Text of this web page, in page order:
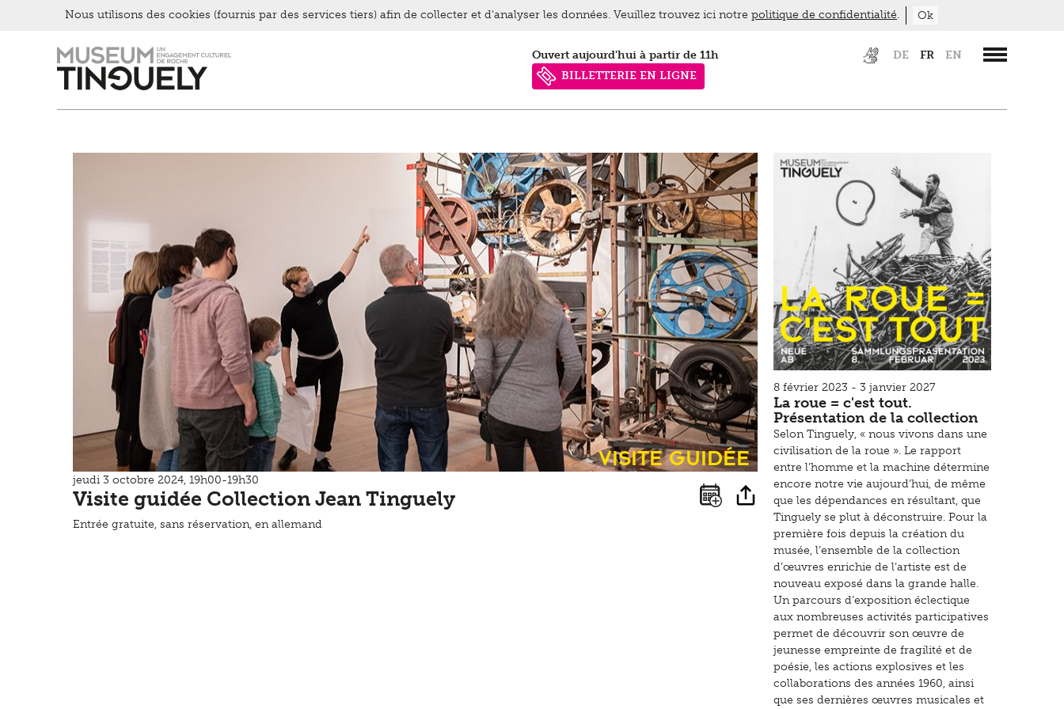
Hauptnavigation
DE FR EN
Ouvert aujourd'hui à partir de 11h
BILLETTERIE EN LIGNE
Visite guidée
jeudi 3 octobre 2024, 19h00-19h30
Visite guidée Collection Jean Tinguely
Entrée gratuite, sans réservation, en allemand
8 février 2023 - 3 janvier 2027
La roue = c'est tout.
Présentation de la collection
Selon Tinguely, « nous vivons dans une
civilisation de la roue ». Le rapport
entre l’homme et la machine détermine
encore notre vie aujourd’hui, de même
que les dépendances en résultant, que
Tinguely se plut à déconstruire. Pour la
première fois depuis la création du
musée, l’ensemble de la collection
d’œuvres enrichie de l’artiste est de
nouveau exposé dans la grande halle.
Un parcours d’exposition éclectique
aux nombreuses activités participatives
permet de découvrir son œuvre de
jeunesse empreinte de fragilité et de
poésie, les actions explosives et les
collaborations des années 1960, ainsi
que ses dernières œuvres musicales et
Nous utilisons des cookies (fournis par des services tiers) afin de collecter et d'analyser les données. Veuillez trouvez ici notre politique de confidentialité. Ok